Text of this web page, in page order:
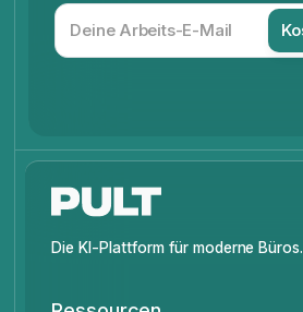
Die KI-Plattform für moderne Büros.